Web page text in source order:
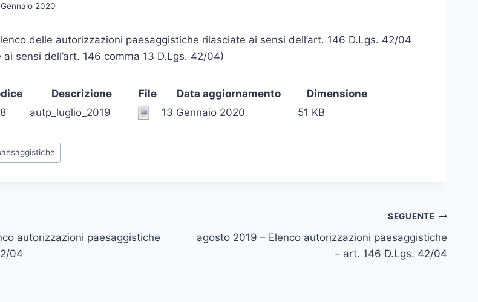
2020
delle autorizzazioni paesaggistiche rilasciate ai sensi dell’art. 146 D.Lgs. 42/04
sensi dell’art. 146 comma 13 D.Lgs. 42/04)
Descrizione File Data aggiornamento
Dimensione
autp_luglio_2019 13 Gennaio 2020 51 KB
autorizzazioni paesaggistiche
04
SEGUENTE
agosto 2019 – Elenco autorizzazioni paesaggistiche
– art. 146 D.Lgs. 42/04